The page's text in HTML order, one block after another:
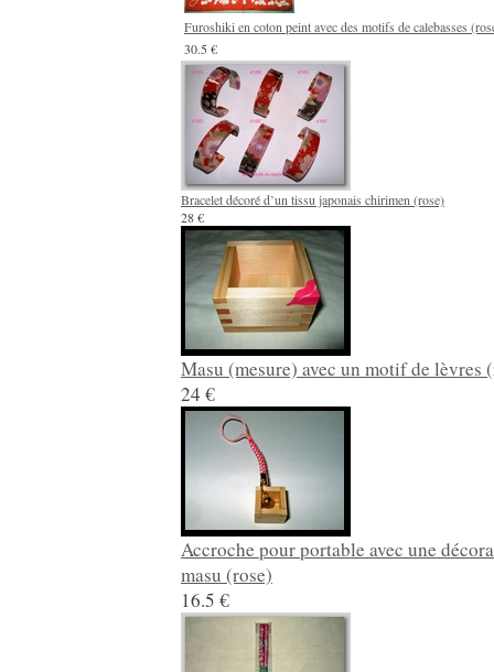
Furoshiki en coton peint avec des motifs de calebasses
30.5 €
Bracelet décoré d’un tissu japonais chirimen (rose)
28 €
Masu (mesure) avec un motif de lèvres
24 €
Accroche pour portable avec une
masu (rose)
16.5 €